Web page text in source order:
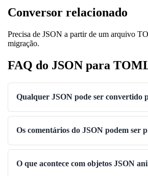
Conversor relacionado
Precisa de JSON a partir de um arquivo
migração.
FAQ do JSON para
Qualquer JSON pode ser convertido
Os comentários do JSON podem ser
O que acontece com objetos JSON